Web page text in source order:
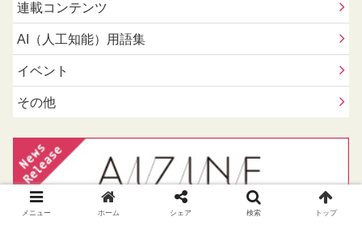
連載コンテンツ
AI（人工知能）用語集
イベント
その他
メニュー ホーム シェア 検索 トップ